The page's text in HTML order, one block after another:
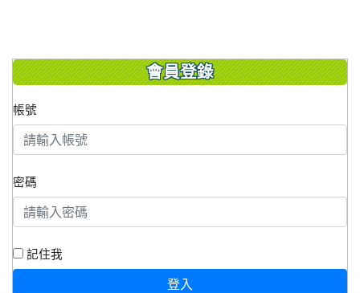
會員登錄
帳號
密碼
記住我
登入